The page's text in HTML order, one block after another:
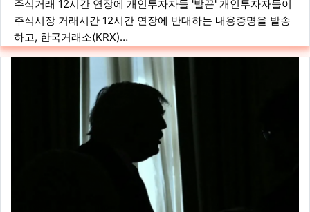
주식거래 12시간 연장에 개인투자자들 '발끈' 개인투자자들이
주식시장 거래시간 12시간 연장에 반대하는 내용증명을 발송
하고, 한국거래소(KRX)…